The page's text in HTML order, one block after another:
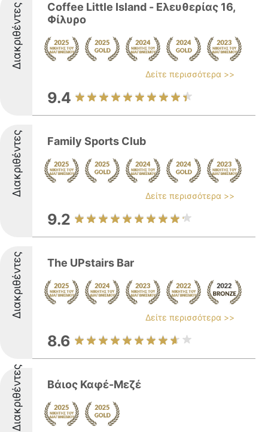
Διακριθέντες
Coffee Little Island - Ελευθερίας 16,
Φίλυρο
Δείτε περισσότερα >>
9.4
Διακριθέντες Family Sports Club
Δείτε περισσότερα >>
9.2
Διακριθέντες The UPstairs Bar
Δείτε περισσότερα >>
8.6
Διακριθέντες Βάιος Καφέ-Μεζέ